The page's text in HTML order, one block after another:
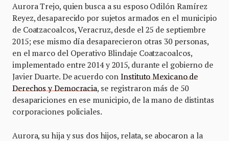
Aurora Trejo, quien busca a su esposo Odilón Ramírez
Reyez, desaparecido por sujetos armados en el municipio
de Coatzacoalcos, Veracruz, desde el 25 de septiembre
2015; ese mismo día desaparecieron otras 30 personas,
en el marco del Operativo Blindaje Coatzacoalcos,
implementado entre 2014 y 2015, durante el gobierno de
Javier Duarte. De acuerdo conInstituto Mexicano de
Derechos y Democracia, se registraron más de 50
desapariciones en ese municipio, de la mano de distintas
corporaciones policiales.
Aurora, su hija y sus dos hijos, relata, se abocaron a la